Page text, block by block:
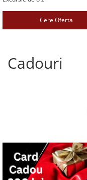
Cere Oferta
Cadouri